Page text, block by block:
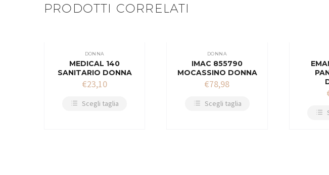
PRODOTTI CORRELATI
DONNA
MEDICAL 140
SANITARIO DONNA
€23,10
Scegli taglia
DONNA
IMAC 855790
MOCASSINO DONNA
€78,98
Scegli taglia